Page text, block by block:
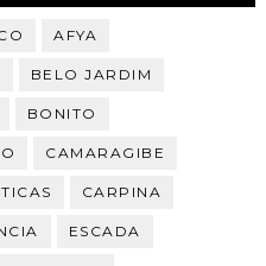
AFYA
BELO JARDIM
BONITO
CAMARAGIBE
CARPINA
ESCADA